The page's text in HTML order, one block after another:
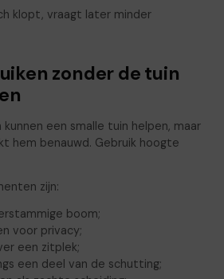
klopt, vraagt later minder
zonder de tuin
een smalle tuin helpen, maar
hem benauwd. Gebruik hoogte
zijn:
boom;
voor privacy;
een zitplek;
een deel van de schutting;